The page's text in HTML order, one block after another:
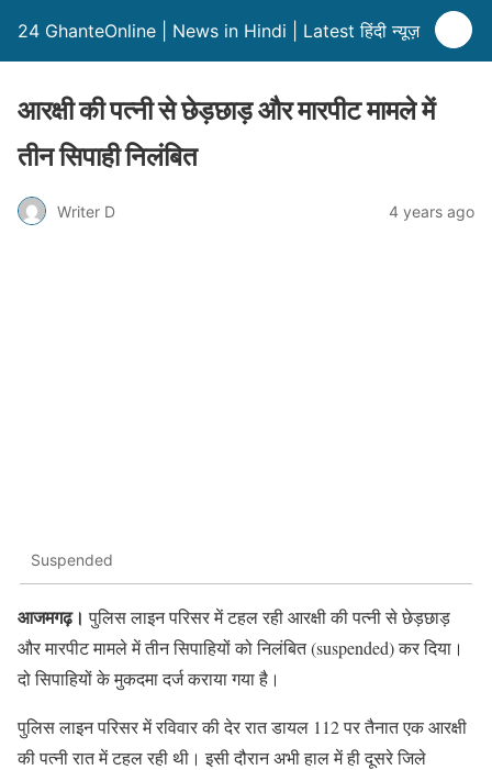
24 GhanteOnline | News in Hindi | Latest हिंदी न्यूज़
आरक्षी की पत्नी से छेड़छाड़ और मारपीट मामले में
तीन सिपाही निलंबित
Writer D 4 years ago
Suspended
आजमगढ़। पुलिस लाइन परिसर में टहल रही आरक्षी की पत्नी से छेड़छाड़
और मारपीट मामले में तीन सिपाहियों को निलंबित (suspended) कर दिया।
दो सिपाहियों के मुकदमा दर्ज कराया गया है।
पुलिस लाइन परिसर में रविवार की देर रात डायल 112 पर तैनात एक आरक्षी
की पत्नी रात में टहल रही थी। इसी दौरान अभी हाल में ही दूसरे जिले